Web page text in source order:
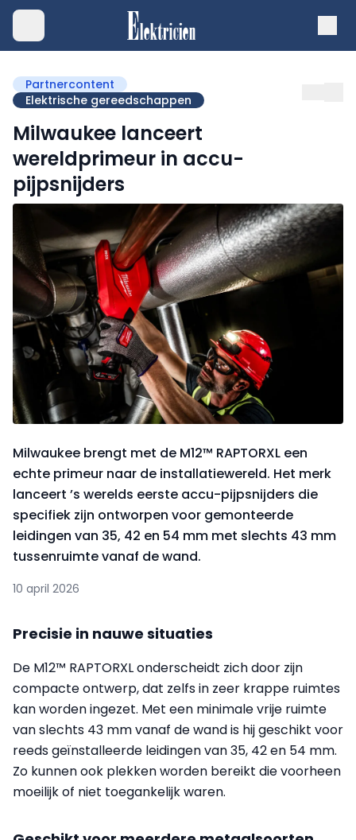
Partnercontent
Elektrische gereedschappen
Milwaukee lanceert
wereldprimeur in accu-
pijpsnijders
Milwaukee brengt met de M12™ RAPTORXL een
echte primeur naar de installatiewereld. Het merk
lanceert ’s werelds eerste accu-pijpsnijders die
specifiek zijn ontworpen voor gemonteerde
leidingen van 35, 42 en 54 mm met slechts 43 mm
tussenruimte vanaf de wand.
10 april 2026
Precisie in nauwe situaties
De M12™ RAPTORXL onderscheidt zich door zijn
compacte ontwerp, dat zelfs in zeer krappe ruimtes
kan worden ingezet. Met een minimale vrije ruimte
van slechts 43 mm vanaf de wand is hij geschikt voor
reeds geïnstalleerde leidingen van 35, 42 en 54 mm.
Zo kunnen ook plekken worden bereikt die voorheen
moeilijk of niet toegankelijk waren.